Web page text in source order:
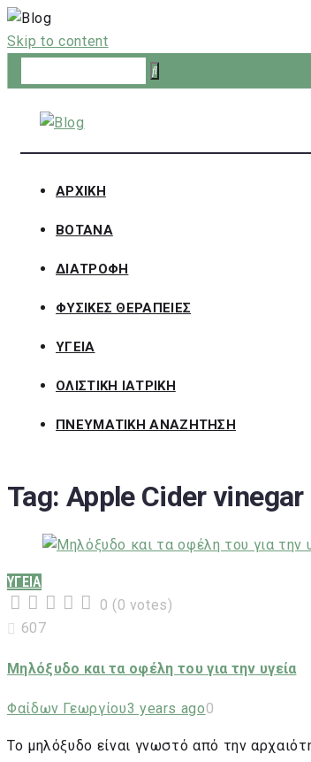
Skip to content
ΑΡΧΙΚΗ
ΒΟΤΑΝΑ
ΔΙΑΤΡΟΦΗ
ΦΥΣΙΚΕΣ ΘΕΡΑΠΕΙΕΣ
ΥΓΕΙΑ
ΟΛΙΣΤΙΚΗ ΙΑΤΡΙΚΗ
ΠΝΕΥΜΑΤΙΚΗ ΑΝΑΖΗΤΗΣΗ
Tag: Apple Cider vinegar
ΥΓΕΙΑ
3
2
1
0 (0 votes)
607
Μηλόξυδο και τα οφέλη του για την υγεία
Φαίδων Γεωργίου3 years ago0
Το μηλόξυδο είναι γνωστό από την